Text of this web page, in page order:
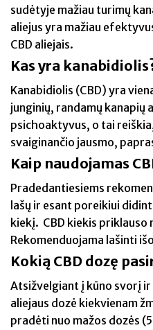
sudėtyje mažiau turimų
aliejus yra mažiau
CBD aliejais.
Kas yra
Kanabidiolis (CBD) yra
junginių, randamų kanapių
psichoaktyvus, o tai
svaiginančio jausmo,
Kaip naudojamas
Pradedantiesiems
lašų ir esant poreikiui
kiekį. CBD kiekis priklauso
Rekomenduojama lašinti
Kokią CBD dozę
Atsižvelgiant į kūno svorį
aliejaus dozė kiekvienam
pradėti nuo mažos dozės